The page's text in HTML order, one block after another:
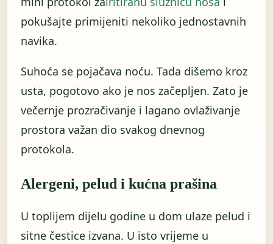
pokušajte primijeniti nekoliko jednostavnih
navika.
Suhoća se pojačava noću. Tada dišemo kroz
usta, pogotovo ako je nos začepljen. Zato je
večernje prozračivanje i lagano ovlaživanje
prostora važan dio svakog dnevnog
protokola.
Alergeni, pelud i kućna prašina
U toplijem dijelu godine u dom ulaze pelud i
sitne čestice izvana. U isto vrijeme u